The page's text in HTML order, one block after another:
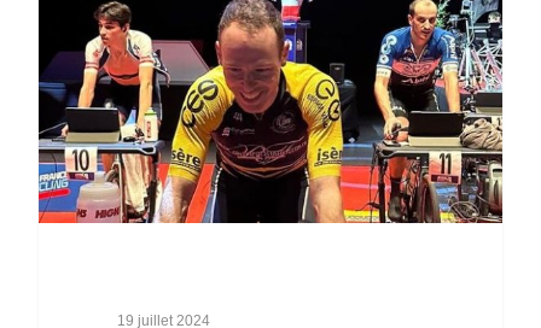
19 juillet 2024